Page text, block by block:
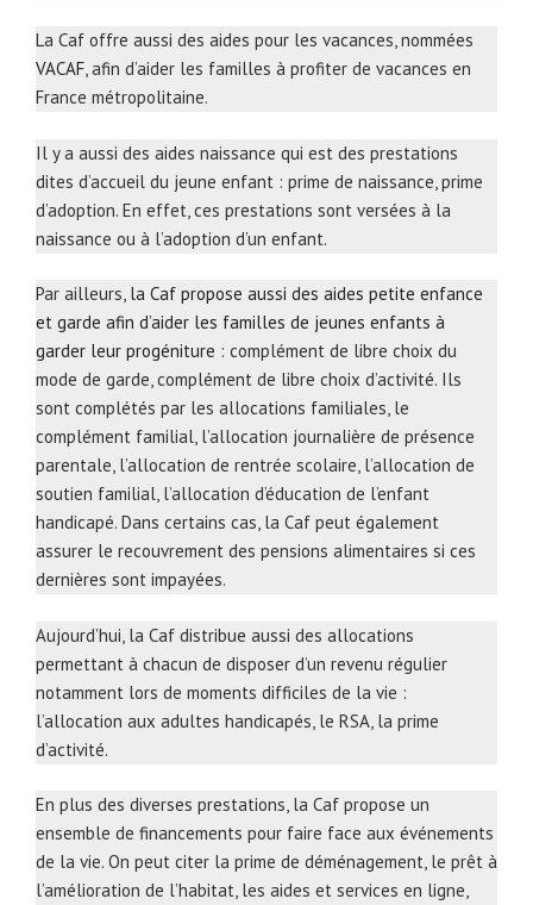
La Caf offre aussi des aides pour les vacances, nommées
VACAF, afin d’aider les familles à profiter de vacances en
France métropolitaine.
Il y a aussi des aides naissance qui est des prestations
dites d’accueil du jeune enfant : prime de naissance, prime
d’adoption. En effet, ces prestations sont versées à la
naissance ou à l’adoption d’un enfant.
Par ailleurs, la Caf propose aussi des aides petite enfance
et garde afin d’aider les familles de jeunes enfants à
garder leur progéniture : complément de libre choix du
mode de garde, complément de libre choix d’activité. Ils
sont complétés par les allocations familiales, le
complément familial, l’allocation journalière de présence
parentale, l’allocation de rentrée scolaire, l’allocation de
soutien familial, l’allocation d’éducation de l’enfant
handicapé. Dans certains cas, la Caf peut également
assurer le recouvrement des pensions alimentaires si ces
dernières sont impayées.
Aujourd’hui, la Caf distribue aussi des allocations
permettant à chacun de disposer d’un revenu régulier
notamment lors de moments difficiles de la vie :
l’allocation aux adultes handicapés, le RSA, la prime
d’activité.
En plus des diverses prestations, la Caf propose un
ensemble de financements pour faire face aux événements
de la vie. On peut citer la prime de déménagement, le prêt à
l’amélioration de l’habitat, les aides et services en ligne,